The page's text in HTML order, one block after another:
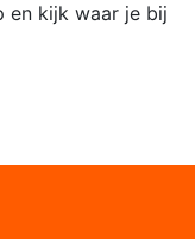
en kijk waar je bij